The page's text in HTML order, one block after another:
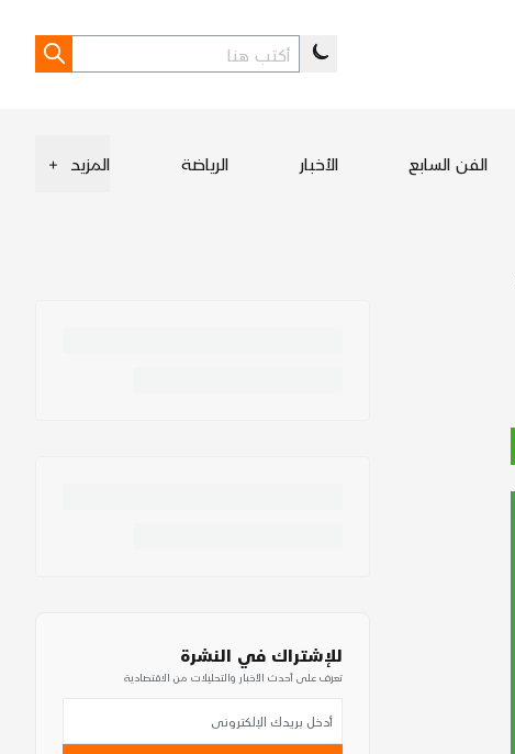
الفن السابع الأخبار الرياضة المزيد +
للإشتراك في النشرة
تعرف على أحدث الأخبار والتحليلات من الاقتصادية